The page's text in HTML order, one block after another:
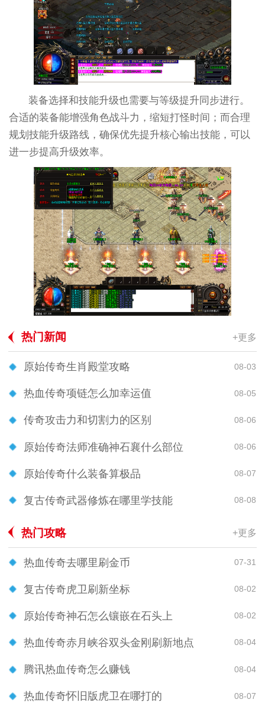
装备选择和技能升级也需要与等级提升同步进行。
合适的装备能增强角色战斗力，缩短打怪时间；而合理
规划技能升级路线，确保优先提升核心输出技能，可以
进一步提高升级效率。
热门新闻 +更多
原始传奇生肖殿堂攻略 08-03
热血传奇项链怎么加幸运值 08-05
传奇攻击力和切割力的区别 08-06
原始传奇法师准确神石襄什么部位 08-06
原始传奇什么装备算极品 08-07
复古传奇武器修炼在哪里学技能 08-08
热门攻略 +更多
热血传奇去哪里刷金币 07-31
复古传奇虎卫刷新坐标 08-02
原始传奇神石怎么镶嵌在石头上 08-02
热血传奇赤月峡谷双头金刚刷新地点 08-04
腾讯热血传奇怎么赚钱 08-04
热血传奇怀旧版虎卫在哪打的 08-07